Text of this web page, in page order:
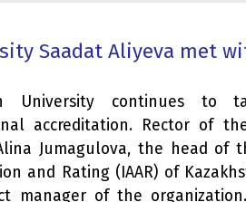
Saadat Aliyeva met
University continues to
accreditation. Rector of
Jumagulova, the head of
and Rating (IAAR) of
manager of the